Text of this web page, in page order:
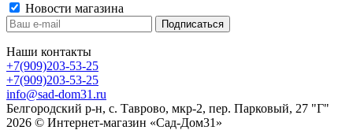
Новости магазина
Наши контакты
+7(909)203-53-25
+7(909)203-53-25
info@sad-dom31.ru
Белгородский р-н, с. Таврово, мкр-2, пер. Парковый, 27 "Г"
2026 © Интернет-магазин «Сад-Дом31»